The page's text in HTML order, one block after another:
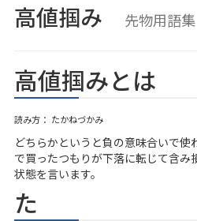
高値掴み 先物用語集
高値掴みとは
読み方： たかねづかみ
どちらかというと負の意味合いで使
で買ったつもりが下落に転じて含み
状態を言います。
た